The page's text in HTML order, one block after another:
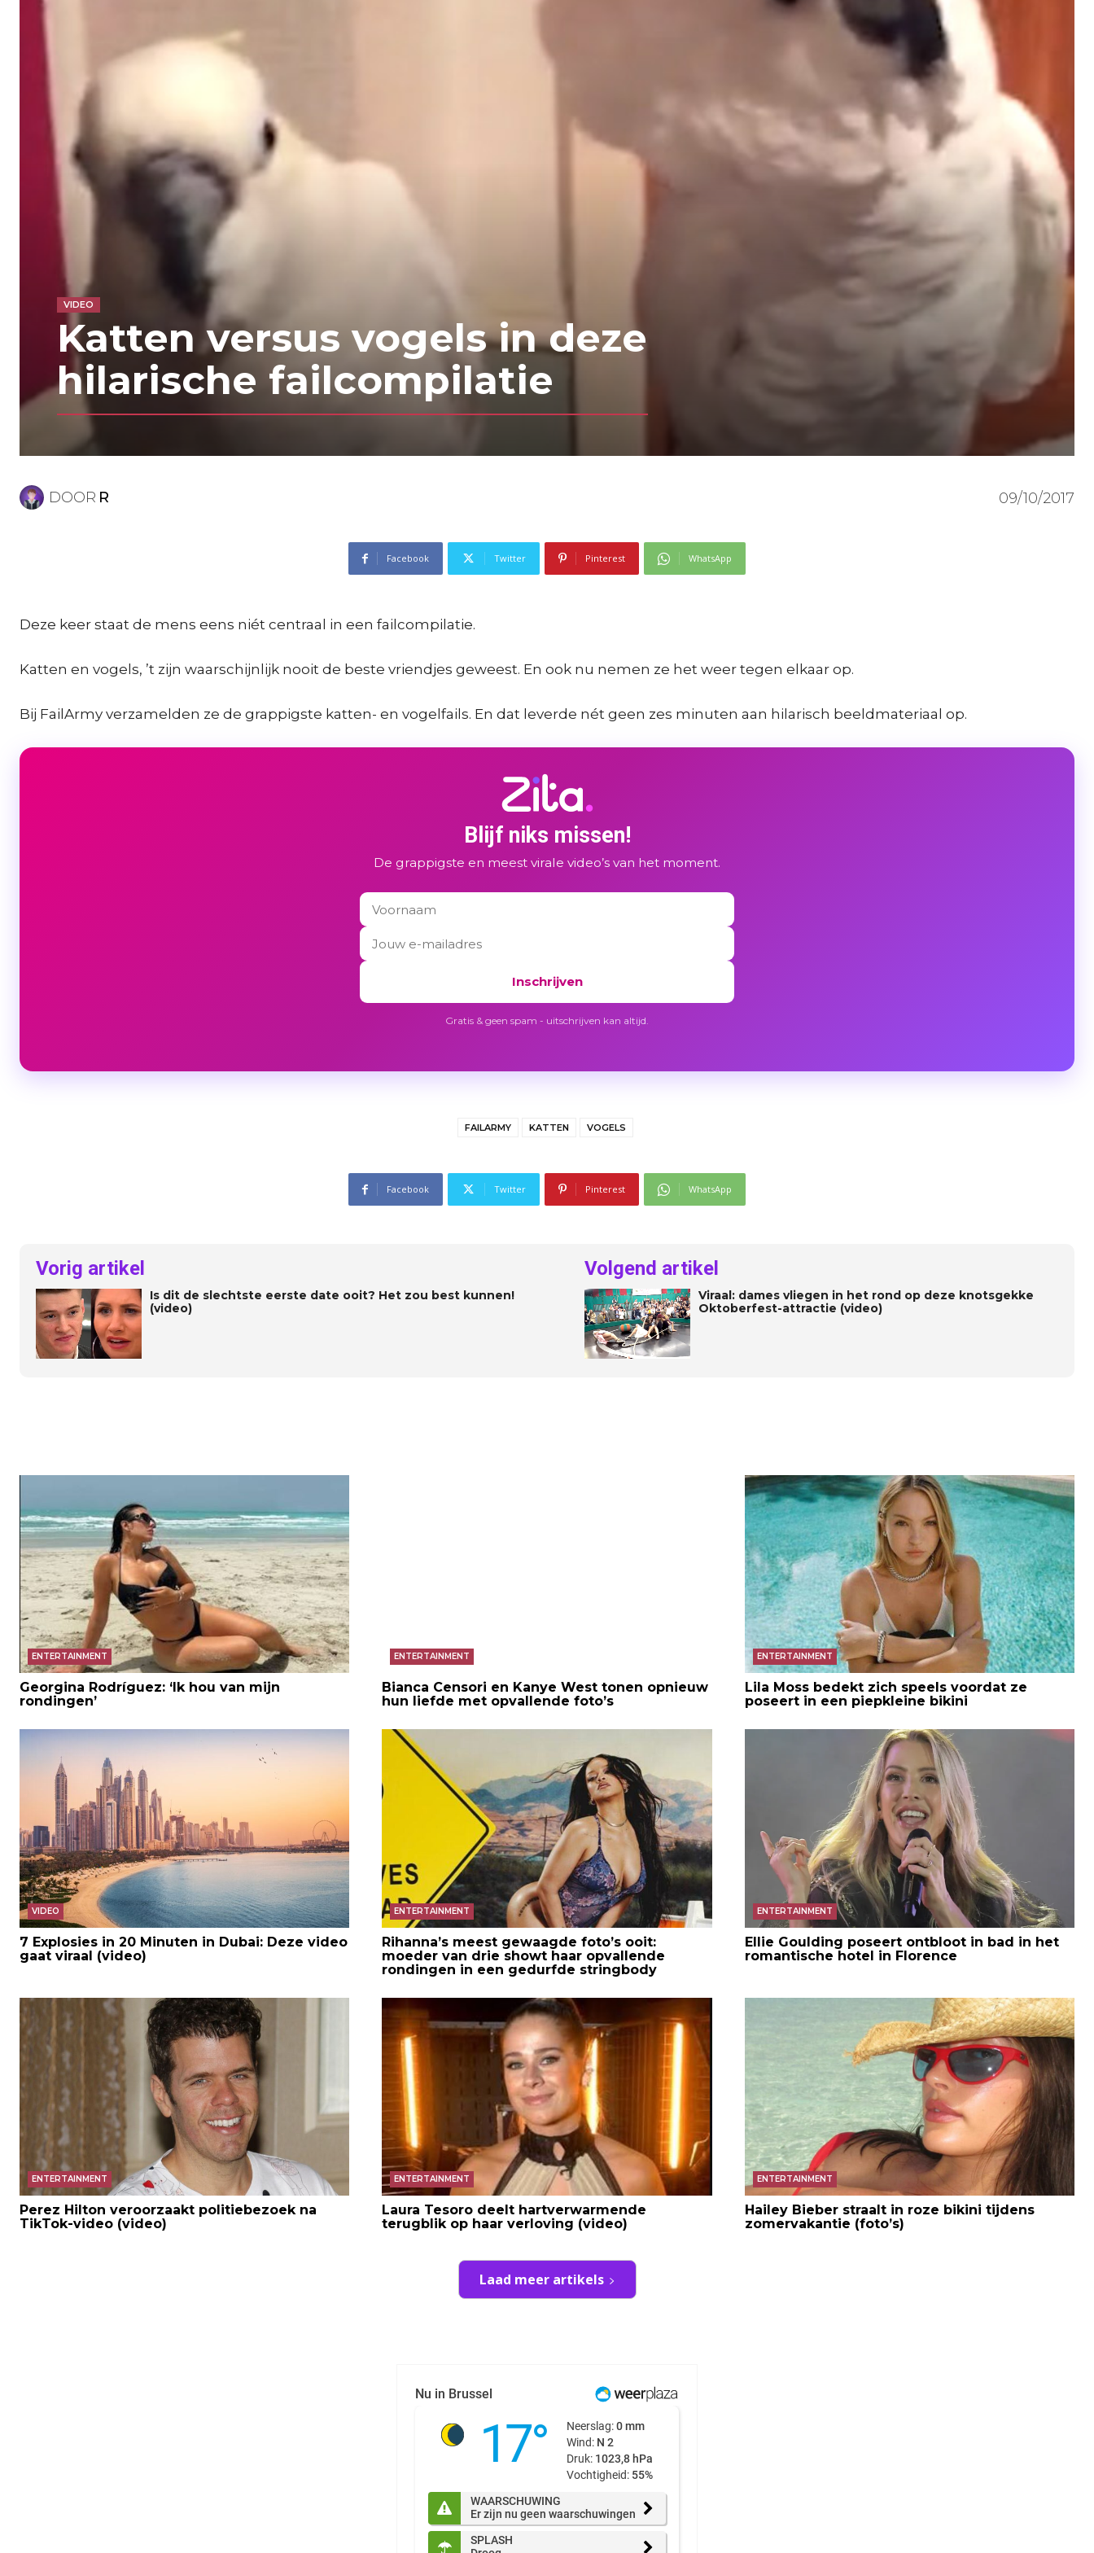
VIDEO
Katten versus vogels in deze
hilarische failcompilatie
DOOR R 09/10/2017
Facebook Twitter Pinterest WhatsApp
Deze keer staat de mens eens niét centraal in een failcompilatie.
Katten en vogels, ’t zijn waarschijnlijk nooit de beste vriendjes geweest. En ook nu nemen ze het weer tegen elkaar op.
Bij FailArmy verzamelden ze de grappigste katten- en vogelfails. En dat leverde nét geen zes minuten aan hilarisch beeldmateriaal op.
Blijf niks missen!
De grappigste en meest virale video’s van het moment.
Inschrijven
Gratis & geen spam - uitschrijven kan altijd.
FAILARMY KATTEN VOGELS
Facebook Twitter Pinterest WhatsApp
Vorig artikel
Is dit de slechtste eerste date ooit? Het zou best kunnen!
(video)
Volgend artikel
Viraal: dames vliegen in het rond op deze knotsgekke
Oktoberfest-attractie (video)
ENTERTAINMENT
Georgina Rodríguez: ‘Ik hou van mijn
rondingen’
ENTERTAINMENT
Bianca Censori en Kanye West tonen opnieuw
hun liefde met opvallende foto’s
ENTERTAINMENT
Lila Moss bedekt zich speels voordat ze
poseert in een piepkleine bikini
VIDEO
7 Explosies in 20 Minuten in Dubai: Deze video
gaat viraal (video)
ENTERTAINMENT
Rihanna’s meest gewaagde foto’s ooit:
moeder van drie showt haar opvallende
rondingen in een gedurfde stringbody
ENTERTAINMENT
Ellie Goulding poseert ontbloot in bad in het
romantische hotel in Florence
ENTERTAINMENT
Perez Hilton veroorzaakt politiebezoek na
TikTok-video (video)
ENTERTAINMENT
Laura Tesoro deelt hartverwarmende
terugblik op haar verloving (video)
ENTERTAINMENT
Hailey Bieber straalt in roze bikini tijdens
zomervakantie (foto’s)
Laad meer artikels